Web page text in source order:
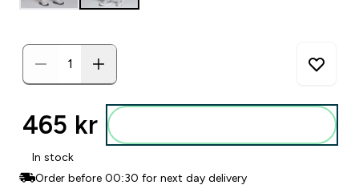
465 kr‎
In stock
Order before 00:30 for next day delivery